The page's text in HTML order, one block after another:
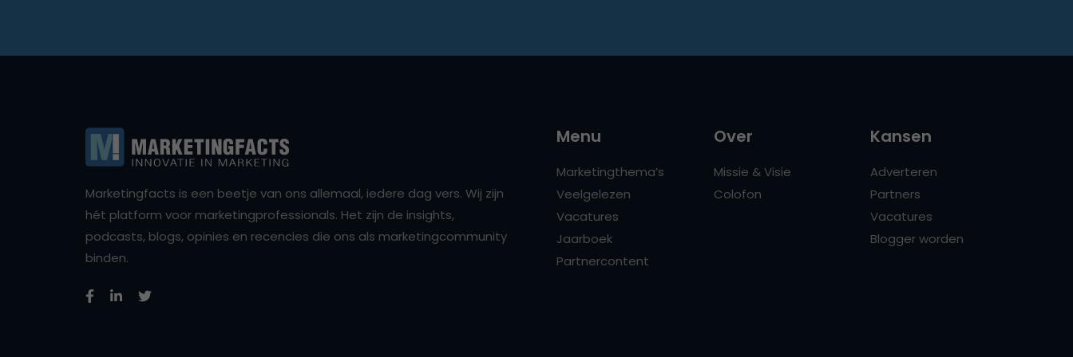
Marketingfacts is een beetje van ons allemaal, iedere dag vers. Wij zijn
hét platform voor marketingprofessionals. Het zijn de insights,
podcasts, blogs, opinies en recencies die ons als marketingcommunity
binden.
Menu
Marketingthema’s
Veelgelezen
Vacatures
Jaarboek
Partnercontent
Over
Missie & Visie
Colofon
Kansen
Adverteren
Partners
Vacatures
Blogger worden